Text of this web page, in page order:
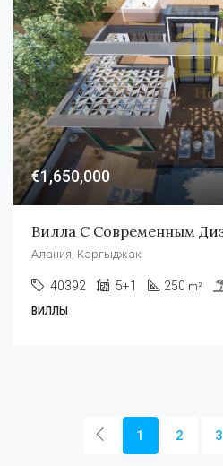
€1,650,000
Алания, Каргыджак
40392 5+1 250 m²
ВИЛЛЫ
1 2 3